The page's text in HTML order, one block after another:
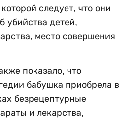
следует, что они
убийства детей,
место совершения
показало, что
бабушка приобрела в
безрецептурные
и лекарства,